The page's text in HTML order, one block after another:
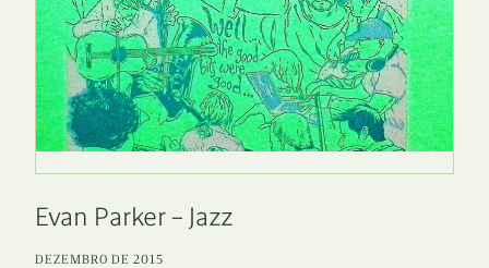
Evan Parker – Jazz
DEZEMBRO DE 2015